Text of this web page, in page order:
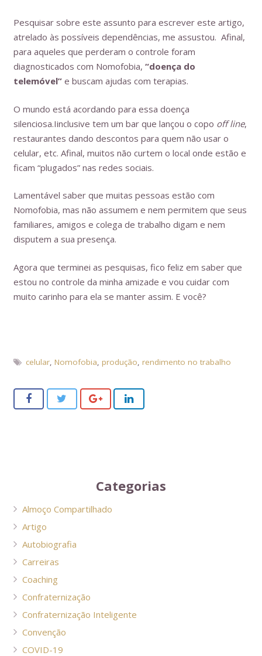
Pesquisar sobre este assunto para escrever este artigo,
atrelado às possíveis dependências, me assustou. Afinal,
para aqueles que perderam o controle foram
diagnosticados com Nomofobia, “doença do
telemóvel” e buscam ajudas com terapias.
O mundo está acordando para essa doença
silenciosa.Iinclusive tem um bar que lançou o copo off line,
restaurantes dando descontos para quem não usar o
celular, etc. Afinal, muitos não curtem o local onde estão e
ficam “plugados” nas redes sociais.
Lamentável saber que muitas pessoas estão com
Nomofobia, mas não assumem e nem permitem que seus
familiares, amigos e colega de trabalho digam e nem
disputem a sua presença.
Agora que terminei as pesquisas, fico feliz em saber que
estou no controle da minha amizade e vou cuidar com
muito carinho para ela se manter assim. E você?
celular, Nomofobia, produção, rendimento no trabalho
Categorias
Almoço Compartilhado
Artigo
Autobiografia
Carreiras
Coaching
Confraternização
Confraternização Inteligente
Convenção
COVID-19